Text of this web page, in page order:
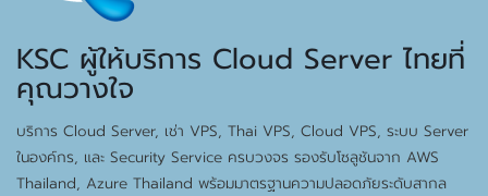
KSC ผู้ให้บริการ Cloud Server ไทยที่
คุณวางใจ
บริการ Cloud Server, เช่า VPS, Thai VPS, Cloud VPS, ระบบ Server
ในองค์กร, และ Security Service ครบวงจร รองรับโซลูชันจาก AWS
Thailand, Azure Thailand พร้อมมาตรฐานความปลอดภัยระดับสากล